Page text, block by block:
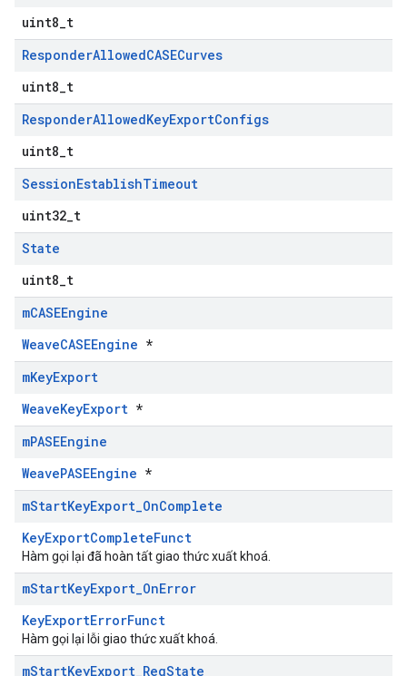
uint8_t
ResponderAllowedCASECurves
uint8_t
ResponderAllowedKeyExportConfigs
uint8_t
SessionEstablishTimeout
uint32_t
State
uint8_t
mCASEEngine
WeaveCASEEngine *
mKeyExport
WeaveKeyExport *
mPASEEngine
WeavePASEEngine *
mStartKeyExport_OnComplete
KeyExportCompleteFunct
Hàm gọi lại đã hoàn tất giao thức xuất khoá.
mStartKeyExport_OnError
KeyExportErrorFunct
Hàm gọi lại lỗi giao thức xuất khoá.
mStartKeyExport_ReqState